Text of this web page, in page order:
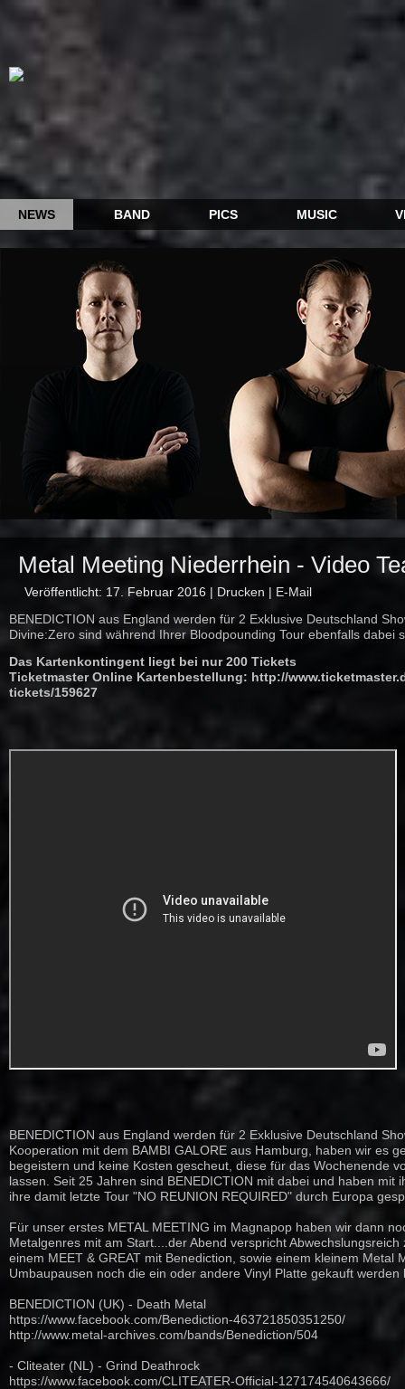
NEWS BAND PICS MUSIC
Metal Meeting Niederrhein - Video
Veröffentlicht: 17. Februar 2016 | Drucken | E-Mail
BENEDICTION aus England werden für 2 Exklusive Deutschland
Divine:Zero sind während Ihrer Bloodpounding Tour ebenfalls dabei
Das Kartenkontingent liegt bei nur 200 Tickets
Ticketmaster Online Kartenbestellung: http://
tickets/159627
BENEDICTION aus England werden für 2 Exklusive Deutschland
Kooperation mit dem BAMBI GALORE aus Hamburg, haben wir es
begeistern und keine Kosten gescheut, diese für das Wochenende
lassen. Seit 25 Jahren sind BENEDICTION mit dabei und haben mit
ihre damit letzte Tour "NO REUNION REQUIRED" durch Europa
Für unser erstes METAL MEETING im Magnapop haben wir dann
Metalgenres mit am Start....der Abend verspricht
einem MEET & GREAT mit Benediction, sowie einem kleinem Metal
Umbaupausen noch die ein oder andere Vinyl Platte gekauft werden
BENEDICTION (UK) - Death Metal
https://www.facebook.com/Benediction-463721850351250/
http://www.metal-archives.com/bands/Benediction/504
- Cliteater (NL) - Grind Deathrock
https://www.facebook.com/CLITEATER-Official-127174540643666/